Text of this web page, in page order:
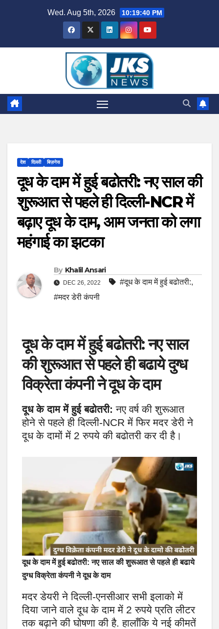
Wed. Aug 5th, 2026 10:19:41 PM
देश दिल्ली बिज़नेस
दूध के दाम में हुई बढोतरी: नए साल की
शुरूआत से पहले ही दिल्ली-NCR में
बढ़ाए दूध के दाम, आम जनता को लगा
महंगाई का झटका
By Khalil Ansari
DEC 26, 2022 #दूध के दाम में हुई बढोतरी:,
#मदर डेरी कंपनी
दूध के दाम में हुई बढोतरी: नए साल
की शुरूआत से पहले ही बढाये दुग्ध
विक्रेता कंपनी ने दूध के दाम
दूध के दाम में हुई बढोतरी: नए वर्ष की शुरूआत
होने से पहले ही दिल्ली-NCR में फिर मदर डेरी ने
दूध के दामों में 2 रुपये की बढोतरी कर दी है।
दूध के दाम में हुई बढोतरी: नए साल की शुरूआत से पहले ही बढाये
दुग्ध विक्रेता कंपनी ने दूध के दाम
मदर डेयरी ने दिल्ली-एनसीआर सभी इलाको में
दिया जाने वाले दूध के दाम में 2 रुपये प्रति लीटर
तक बढ़ाने की घोषणा की है. हालाँकि ये नई कीमतें